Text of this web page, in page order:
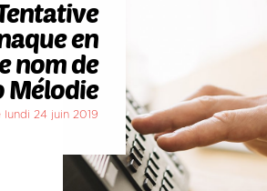
en
nom de
Mélodie
lundi 24 juin 2019